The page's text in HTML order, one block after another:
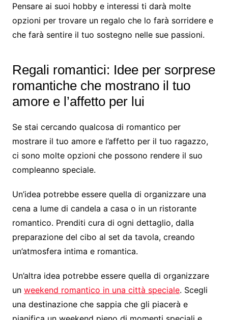
Pensare ai suoi hobby e interessi ti darà molte
opzioni per trovare un regalo che lo farà sorridere e
che farà sentire il tuo sostegno nelle sue passioni.
Regali romantici: Idee per sorprese
romantiche che mostrano il tuo
amore e l’affetto per lui
Se stai cercando qualcosa di romantico per
mostrare il tuo amore e l’affetto per il tuo ragazzo,
ci sono molte opzioni che possono rendere il suo
compleanno speciale.
Un’idea potrebbe essere quella di organizzare una
cena a lume di candela a casa o in un ristorante
romantico. Prenditi cura di ogni dettaglio, dalla
preparazione del cibo al set da tavola, creando
un’atmosfera intima e romantica.
Un’altra idea potrebbe essere quella di organizzare
un weekend romantico in una città speciale. Scegli
una destinazione che sappia che gli piacerà e